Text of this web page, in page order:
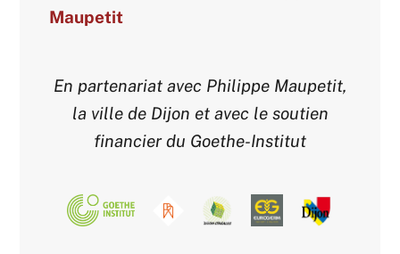
Maupetit
En partenariat avec Philippe Maupetit,
la ville de Dijon et avec le soutien
financier du Goethe-Institut